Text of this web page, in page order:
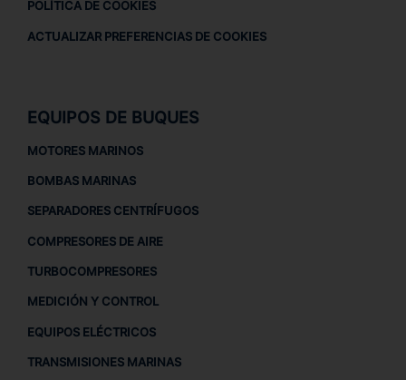
POLÍTICA DE COOKIES
ACTUALIZAR PREFERENCIAS DE COOKIES
EQUIPOS DE BUQUES
MOTORES MARINOS
BOMBAS MARINAS
SEPARADORES CENTRÍFUGOS
COMPRESORES DE AIRE
TURBOCOMPRESORES
MEDICIÓN Y CONTROL
EQUIPOS ELÉCTRICOS
TRANSMISIONES MARINAS